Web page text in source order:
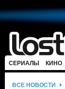
СЕРИАЛЫ КИНО
ВСЕ НОВОСТИ